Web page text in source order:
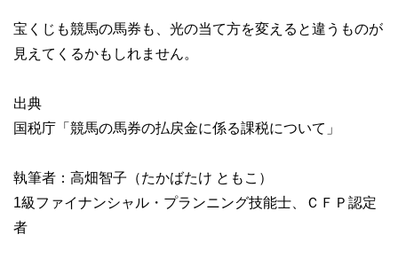
宝くじも競馬の馬券も、光の当て方を変えると違うものが
見えてくるかもしれません。
出典
国税庁「競馬の馬券の払戻金に係る課税について」
執筆者：高畑智子（たかばたけ ともこ）
1級ファイナンシャル・プランニング技能士、ＣＦＰ認定
者